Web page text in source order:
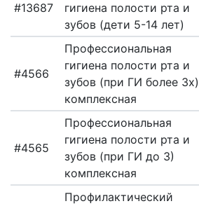
#13687
гигиена полости рта и
зубов (дети 5-14 лет)
#4566
Профессиональная
гигиена полости рта и
зубов (при ГИ более 3х)
комплексная
#4565
Профессиональная
гигиена полости рта и
зубов (при ГИ до 3)
комплексная
Профилактический